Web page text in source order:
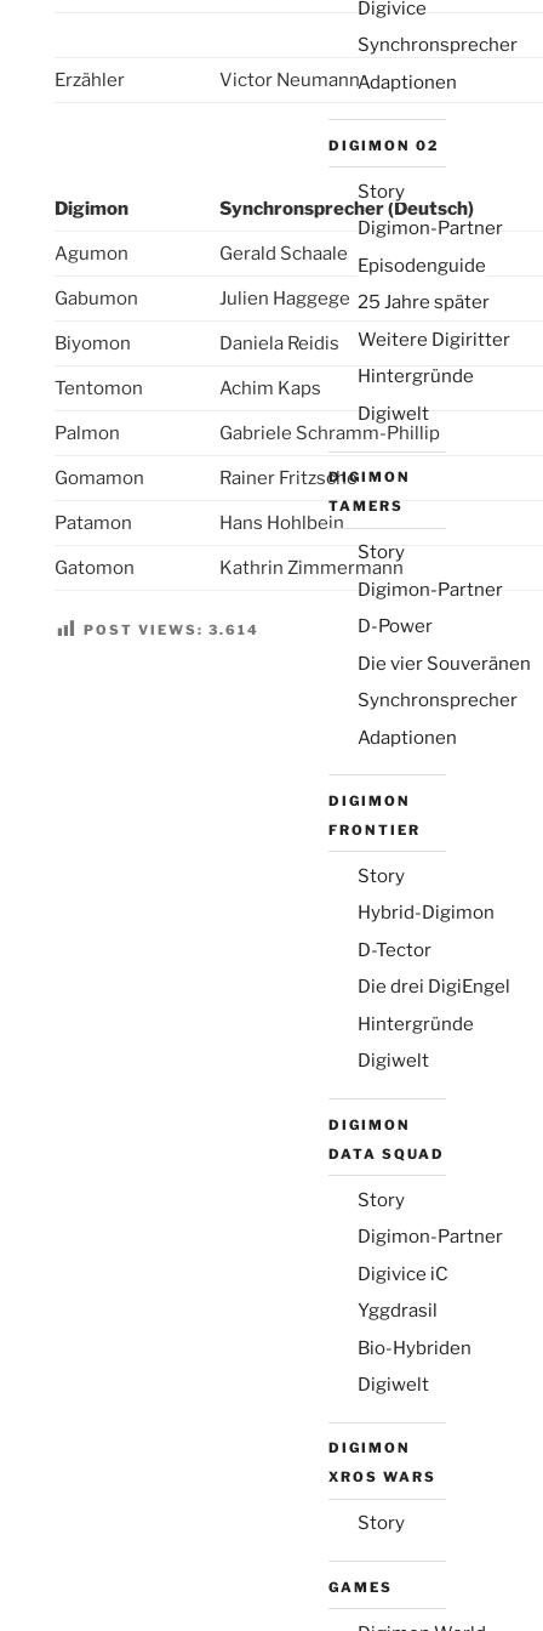
Erzähler Victor Neumann
Digimon Synchronsprecher (Deutsch)
Agumon Gerald Schaale
Gabumon Julien Haggege
Biyomon Daniela Reidis
Tentomon Achim Kaps
Palmon Gabriele Schramm-Phillip
Gomamon Rainer Fritzsche
Patamon Hans Hohlbein
Gatomon Kathrin Zimmermann
POST VIEWS: 3.614
Digivice
Synchronsprecher
Adaptionen
DIGIMON 02
Story
Digimon-Partner
Episodenguide
25 Jahre später
Weitere Digiritter
Hintergründe
Digiwelt
DIGIMON
TAMERS
Story
Digimon-Partner
D-Power
Die vier Souveränen
Synchronsprecher
Adaptionen
DIGIMON
FRONTIER
Story
Hybrid-Digimon
D-Tector
Die drei DigiEngel
Hintergründe
Digiwelt
DIGIMON
DATA SQUAD
Story
Digimon-Partner
Digivice iC
Yggdrasil
Bio-Hybriden
Digiwelt
DIGIMON
XROS WARS
Story
GAMES